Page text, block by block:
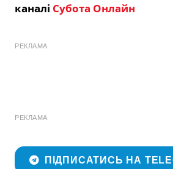
каналі Субота Онлайн
РЕКЛАМА
РЕКЛАМА
ПІДПИСАТИСЬ НА